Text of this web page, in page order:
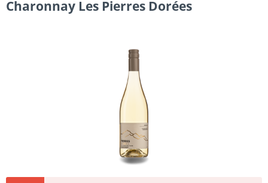
Charonnay Les Pierres Dorées